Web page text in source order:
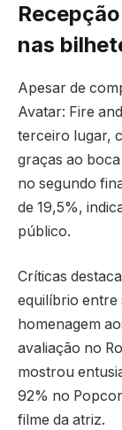
nas
Apesar de
Avatar: Fire
terceiro lugar,
graças ao
no segundo
de 19,5%,
público.
Críticas
equilíbrio entre
homenagem
avaliação no
mostrou
92% no
filme da atriz.